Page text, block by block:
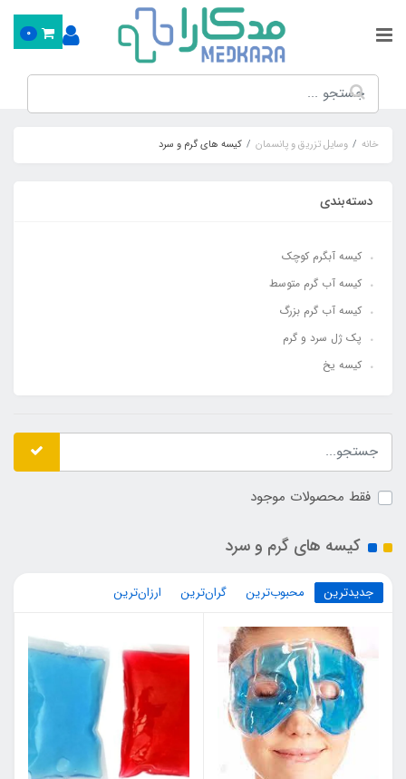
0
خانه وسایل تزریق و پانسمان کیسه های گرم و سرد
دسته‌بندی
کیسه آبگرم کوچک
کیسه آب گرم متوسط
کیسه آب گرم بزرگ
پک ژل سرد و گرم
کیسه یخ
فقط محصولات موجود
کیسه های گرم و سرد
جدیدترین محبوب‌ترین گران‌ترین ارزان‌ترین